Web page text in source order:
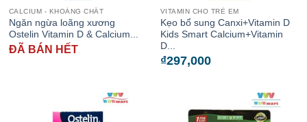
CALCIUM - KHOÁNG CHẤT
Ngăn ngừa loãng xương
Ostelin Vitamin D & Calcium...
ĐÃ BÁN HẾT
VITAMIN CHO TRẺ EM
Kẹo bổ sung Canxi+Vitamin D
Kids Smart Calcium+Vitamin
D...
₫297,000